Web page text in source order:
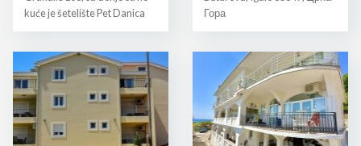
kuće je šetelište Pet Danica
Гора